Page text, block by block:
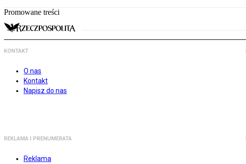
Promowane treści
KONTAKT
O nas
Kontakt
Napisz do nas
REKLAMA I PRENUMERATA
Reklama